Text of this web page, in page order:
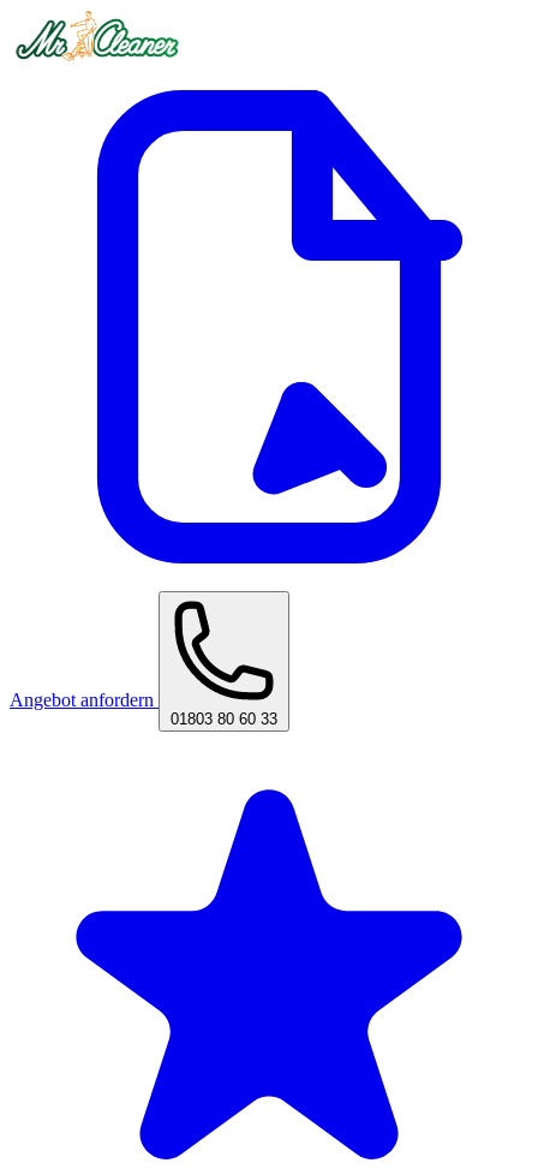
Angebot anfordern
01803 80 60 33